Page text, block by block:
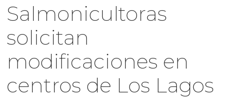
Salmonicultoras
solicitan
modificaciones en
centros de Los Lagos